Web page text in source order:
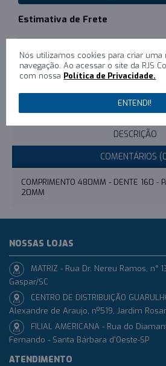
Estimativa de Frete
Escreva um
DESCRIÇÃO
COMENTÁRIOS
COMPRIMENTO 480MM - DENTE 160 -
20MM
Nós utilizamos cookies para criar
navegação. Ao acessar o site da RJS
com nossa Política de Privacidade.
ENTENDI!
NOSSAS LOJAS
MATRIZ - Rua Dr. Nereu Ramos, n°
Gaspar/SC
CENTRO DE DISTRIBUIÇÃO
Alexandre de Araujo, nº519, Jardim
FILIAL AMERICANA - Rua do
Fernando - Santa Bárbara d'Oeste-SP
ATENDIMENTO